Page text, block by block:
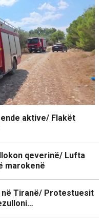
aktive/ Flakët
qeverinë/ Lufta
marokenë
në Tiranë/ Protestuesit